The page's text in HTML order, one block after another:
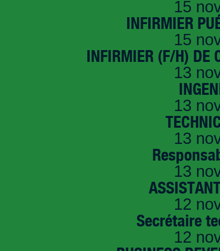
15
INFIRMIER
15
INFIRMIER (F/H) DE
13
13
13
13
12
Secrétaire
12